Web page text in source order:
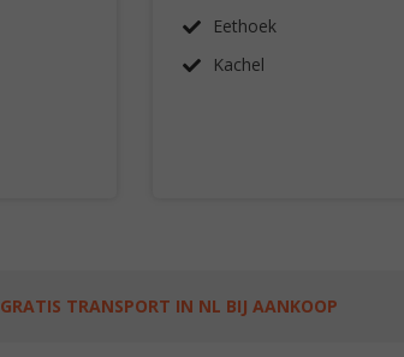
Eethoek
Kachel
GRATIS TRANSPORT IN NL BIJ AANKOOP